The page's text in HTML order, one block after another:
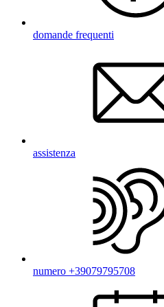
domande frequenti
assistenza
numero +39079795708